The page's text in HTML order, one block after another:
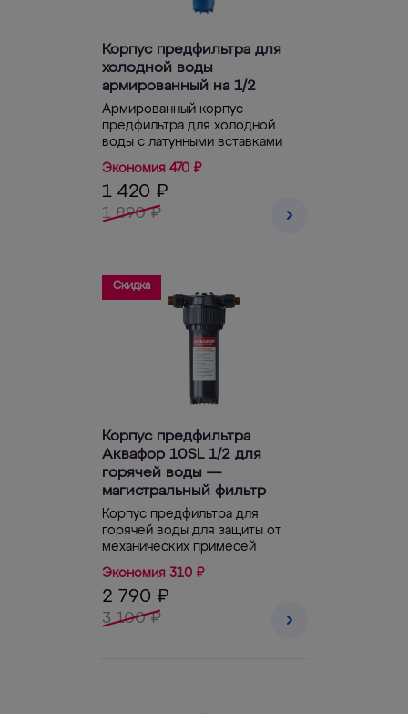
Корпус предфильтра для
холодной воды
армированный на 1/2
Армированный корпус
предфильтра для холодной
воды с латунными вставками
Экономия 470 ₽
1 420 ₽
1 890 ₽
Скидка
Корпус предфильтра
Аквафор 10SL 1/2 для
горячей воды —
магистральный фильтр
Корпус предфильтра для
горячей воды для защиты от
механических примесей
Экономия 310 ₽
2 790 ₽
3 100 ₽